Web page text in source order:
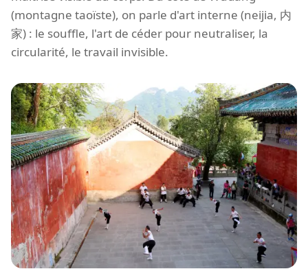
(montagne taoïste), on parle d'art interne (neijia, 内
家) : le souffle, l'art de céder pour neutraliser, la
circularité, le travail invisible.